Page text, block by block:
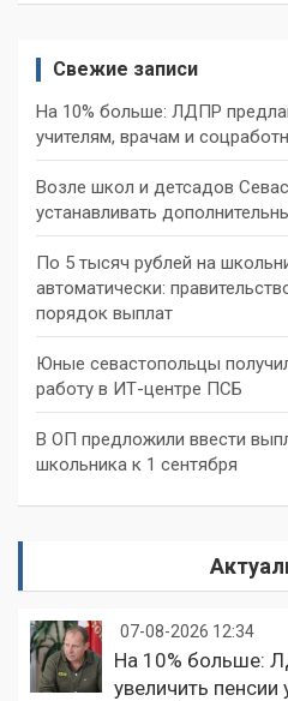
Свежие записи
На 10% больше: ЛДПР
учителям, врачам и
Возле школ и детсадов
устанавливать
По 5 тысяч рублей на
автоматически:
порядок выплат
Юные севастопольцы
работу в ИТ-центре ПСБ
В ОП предложили ввести
школьника к 1 сентября
07-08-2026 12:34
На 10% больше:
увеличить пенсии